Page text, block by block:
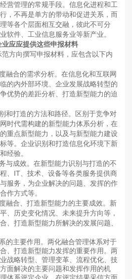
营管理的常规手段。信息化进程和工
，不再是单方的带动和促进关系，而
等各个层面相互交融，彼此不可分
软件、工业信息服务业等新产业。
应应提供这些申报材料
向撰写申报材料，应包含以下内
合的需求分析。在信息化和互联网
的内外部环境、企业发展战略转型的
优势的差距分析、打造新型能力的迫
打造的方法和路径。区别于竞争对
时代需构建的新型能力体系分析，在
重点新型能力，以及与新型能力建设
等。企业识别和打造信息化环境下新
经验。
成效。在新型能力识别与打造的不
、IT、技术、设备等各类服务提供商
服务，为企业解决的问题、发挥的作
作方式等。
合、打造新型能力的主要成效。新
、历史变化情况、未来提升方向等，
、打造新型能力所解决的发展问题、
主要作用。两化融合管理体系对于
、打造新型能力发挥的重要作用。两
战略转型、管理变革、流程优化、技
面解决的主要问题和发挥作用的机